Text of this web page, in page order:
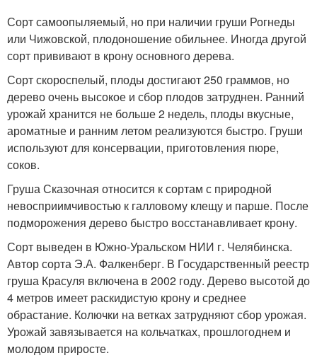
Сорт самоопыляемый, но при наличии груши Рогнеды
или Чижовской, плодоношение обильнее. Иногда другой
сорт прививают в крону основного дерева.
Сорт скороспелый, плоды достигают 250 граммов, но
дерево очень высокое и сбор плодов затруднен. Ранний
урожай хранится не больше 2 недель, плоды вкусные,
ароматные и ранним летом реализуются быстро. Груши
используют для консервации, приготовления пюре,
соков.
Груша Сказочная относится к сортам с природной
невосприимчивостью к галловому клещу и парше. После
подморожения дерево быстро восстанавливает крону.
Сорт выведен в Южно-Уральском НИИ г. Челябинска.
Автор сорта Э.А. Фалкенберг. В Государственный реестр
груша Красуля включена в 2002 году. Дерево высотой до
4 метров имеет раскидистую крону и среднее
обрастание. Колючки на ветках затрудняют сбор урожая.
Урожай завязывается на кольчатках, прошлогоднем и
молодом приросте.